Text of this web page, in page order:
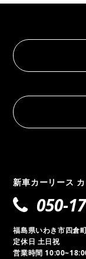
新車カーリース
050-
福島県いわき市四倉
定休日 土日祝
営業時間